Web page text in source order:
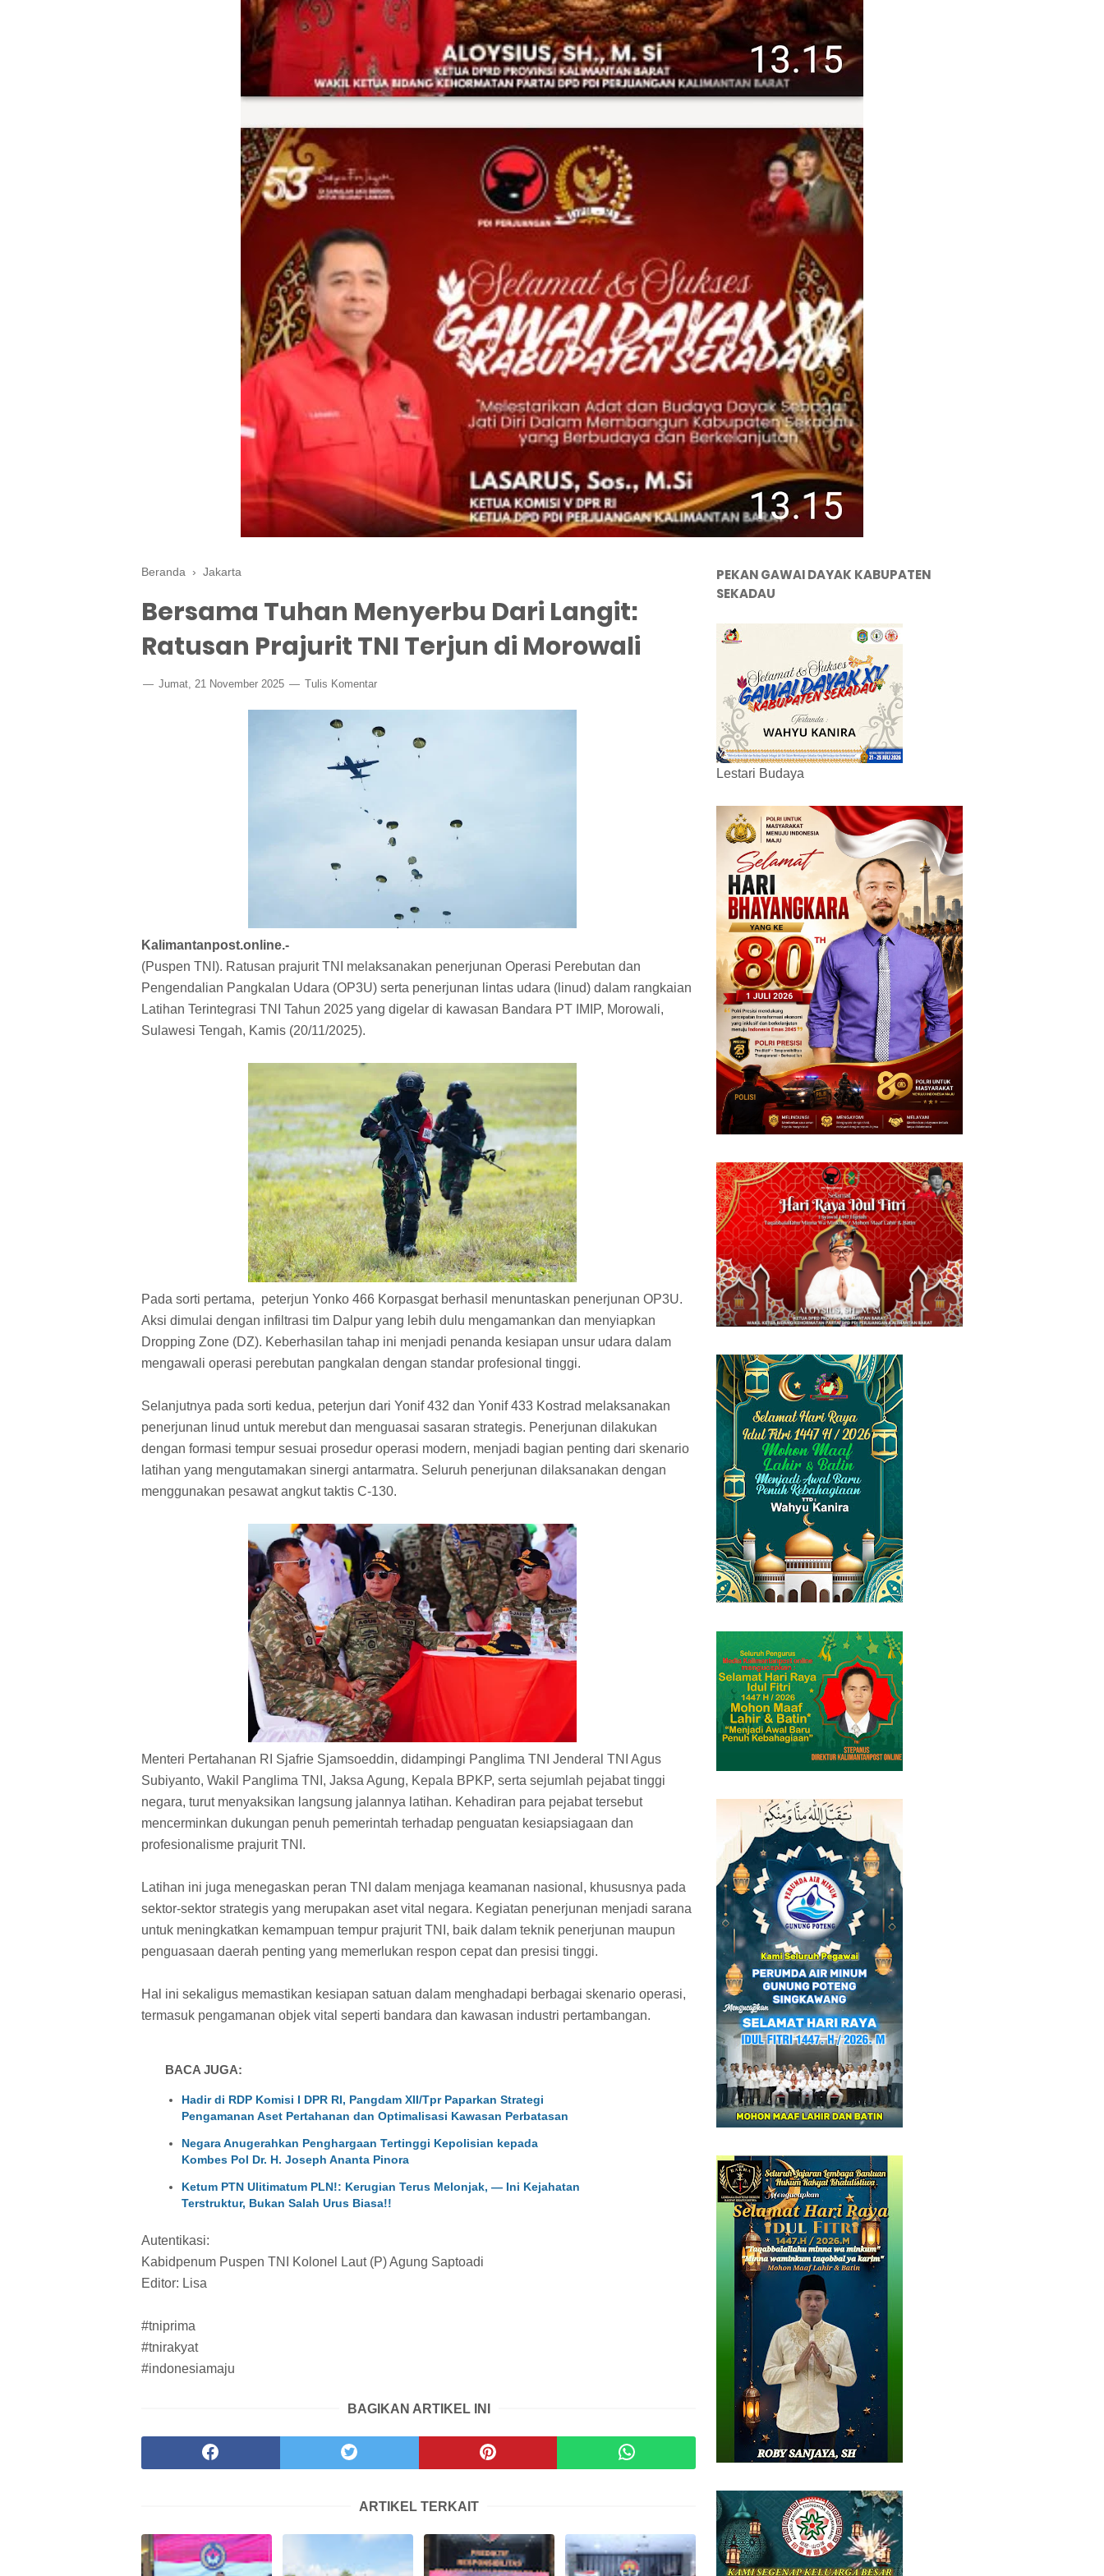
Beranda › Jakarta
Bersama Tuhan Menyerbu Dari Langit:
Ratusan Prajurit TNI Terjun di Morowali
Jumat, 21 November 2025 Tulis Komentar
Kalimantanpost.online.-
(Puspen TNI). Ratusan prajurit TNI melaksanakan penerjunan Operasi Perebutan dan
Pengendalian Pangkalan Udara (OP3U) serta penerjunan lintas udara (linud) dalam rangkaian
Latihan Terintegrasi TNI Tahun 2025 yang digelar di kawasan Bandara PT IMIP, Morowali,
Sulawesi Tengah, Kamis (20/11/2025).
Pada sorti pertama, peterjun Yonko 466 Korpasgat berhasil menuntaskan penerjunan OP3U.
Aksi dimulai dengan infiltrasi tim Dalpur yang lebih dulu mengamankan dan menyiapkan
Dropping Zone (DZ). Keberhasilan tahap ini menjadi penanda kesiapan unsur udara dalam
mengawali operasi perebutan pangkalan dengan standar profesional tinggi.
Selanjutnya pada sorti kedua, peterjun dari Yonif 432 dan Yonif 433 Kostrad melaksanakan
penerjunan linud untuk merebut dan menguasai sasaran strategis. Penerjunan dilakukan
dengan formasi tempur sesuai prosedur operasi modern, menjadi bagian penting dari skenario
latihan yang mengutamakan sinergi antarmatra. Seluruh penerjunan dilaksanakan dengan
menggunakan pesawat angkut taktis C-130.
Menteri Pertahanan RI Sjafrie Sjamsoeddin, didampingi Panglima TNI Jenderal TNI Agus
Subiyanto, Wakil Panglima TNI, Jaksa Agung, Kepala BPKP, serta sejumlah pejabat tinggi
negara, turut menyaksikan langsung jalannya latihan. Kehadiran para pejabat tersebut
mencerminkan dukungan penuh pemerintah terhadap penguatan kesiapsiagaan dan
profesionalisme prajurit TNI.
Latihan ini juga menegaskan peran TNI dalam menjaga keamanan nasional, khususnya pada
sektor-sektor strategis yang merupakan aset vital negara. Kegiatan penerjunan menjadi sarana
untuk meningkatkan kemampuan tempur prajurit TNI, baik dalam teknik penerjunan maupun
penguasaan daerah penting yang memerlukan respon cepat dan presisi tinggi.
Hal ini sekaligus memastikan kesiapan satuan dalam menghadapi berbagai skenario operasi,
termasuk pengamanan objek vital seperti bandara dan kawasan industri pertambangan.
BACA JUGA:
Hadir di RDP Komisi I DPR RI, Pangdam XII/Tpr Paparkan Strategi
Pengamanan Aset Pertahanan dan Optimalisasi Kawasan Perbatasan
Negara Anugerahkan Penghargaan Tertinggi Kepolisian kepada
Kombes Pol Dr. H. Joseph Ananta Pinora
Ketum PTN Ulitimatum PLN!: Kerugian Terus Melonjak, — Ini Kejahatan
Terstruktur, Bukan Salah Urus Biasa!!
Autentikasi:
Kabidpenum Puspen TNI Kolonel Laut (P) Agung Saptoadi
Editor: Lisa
#tniprima
#tnirakyat
#indonesiamaju
BAGIKAN ARTIKEL INI
ARTIKEL TERKAIT
PEKAN GAWAI DAYAK KABUPATEN
SEKADAU
Lestari Budaya